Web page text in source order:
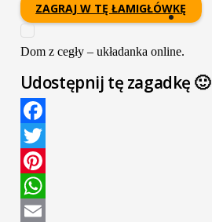
ZAGRAJ W TĘ ŁAMIGŁÓWKĘ
Dom z cegły – układanka online.
Udostępnij tę zagadkę 🙂
Facebook
Twitter
Pinterest
WhatsApp